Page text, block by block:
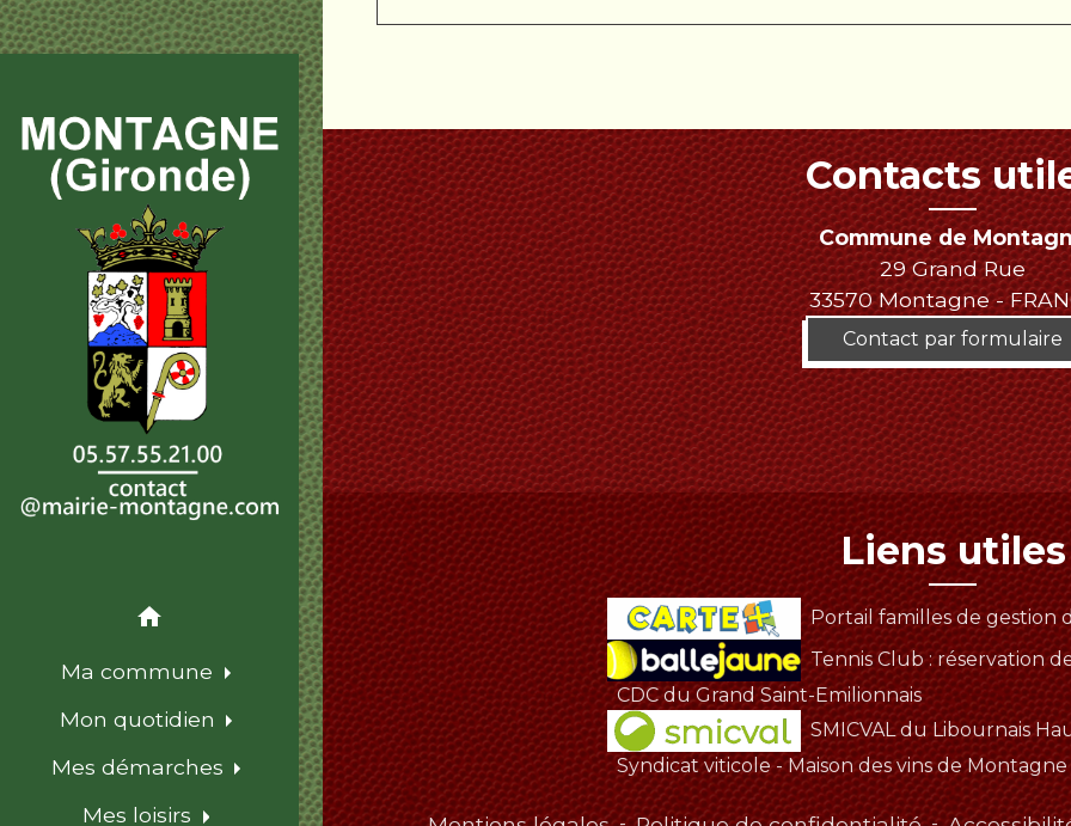
home
Ma commune
Mon quotidien
Mes démarches
Mes loisirs
Contacts
Commune de
29 Grand Rue
33570 Montagne -
Contact par formulaire
Liens utiles
Portail familles de gestion
Tennis Club : réservation
CDC du Grand Saint-Emilionnais
SMICVAL du Libournais
Syndicat viticole - Maison des vins de